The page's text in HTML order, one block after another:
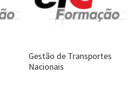
Gestão de Transportes
Nacionais